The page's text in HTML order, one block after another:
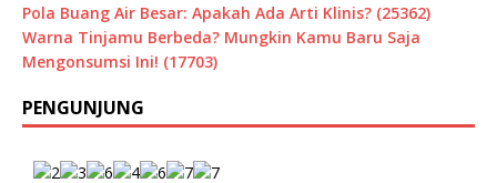
Pola Buang Air Besar: Apakah Ada Arti Klinis? (25362)
Warna Tinjamu Berbeda? Mungkin Kamu Baru Saja
Mengonsumsi Ini! (17703)
PENGUNJUNG